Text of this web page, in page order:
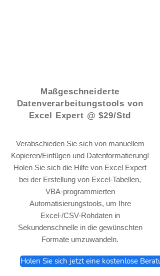
Maßgeschneiderte
Datenverarbeitungstools von
Excel Expert @ $29/Std
Verabschieden Sie sich von manuellem
Kopieren/Einfügen und Datenformatierung!
Holen Sie sich die Hilfe von Excel Expert
bei der Erstellung von Excel-Tabellen,
VBA-programmierten
Automatisierungstools, um Ihre
Excel-/CSV-Rohdaten in
Sekundenschnelle in die gewünschten
Formate umzuwandeln.
Holen Sie sich jetzt eine kostenlose